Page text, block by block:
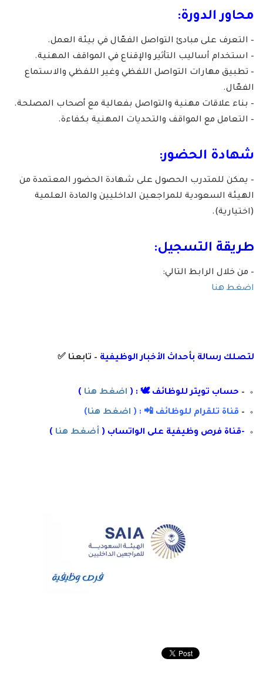
محاور الدورة:
– التعرف على مبادئ التواصل الفعّال في بيئة العمل.
– استخدام أساليب التأثير والإقناع في المواقف المهنية.
– تطبيق مهارات التواصل اللفظي وغير اللفظي والاستماع
الفعّال.
– بناء علاقات مهنية والتواصل بفعالية مع أصحاب المصلحة.
– التعامل مع المواقف والتحديات المهنية بكفاءة.
شهادة الحضور:
– يمكن للمتدرب الحصول على شهادة الحضور المعتمدة من
الهيئة السعودية للمراجعين الداخليين والمادة العلمية
(اختيارية).
طريقة التسجيل:
– من خلال الرابط التالي:
اضغط هنا
لتصلك رسالة بأحداث الأخبار الوظيفية – تابعنا ✅
– حساب تويتر للوظائف 🕊 : ( اضغط هنا )
– قناة تلقرام للوظائف 📲 : ( اضغط هنا)
-قناة فرص وظيفية على الواتساب ( أضغط هنا )